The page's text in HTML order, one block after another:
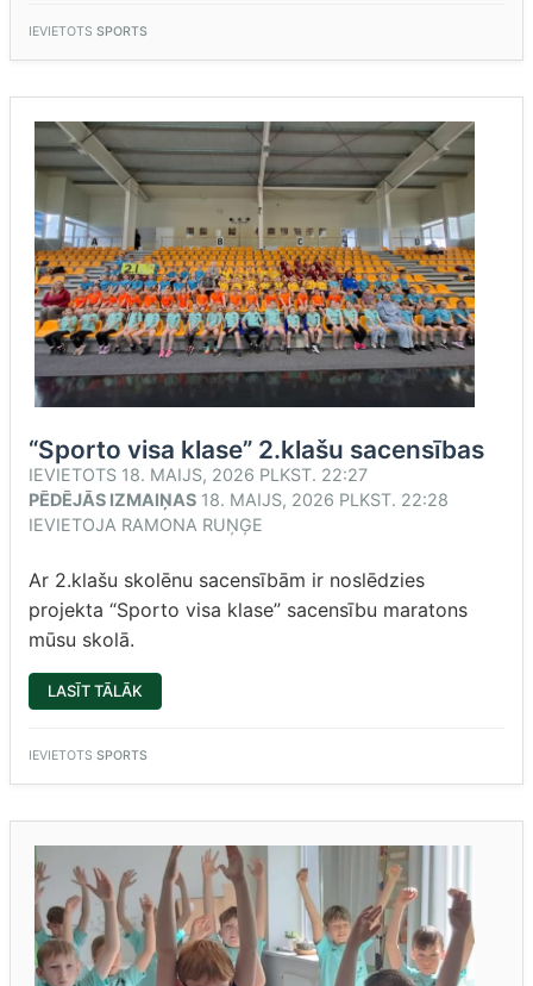
IEVIETOTS SPORTS
“Sporto visa klase” 2.klašu sacensības
IEVIETOTS 18. MAIJS, 2026 PLKST. 22:27
PĒDĒJĀS IZMAIŅAS 18. MAIJS, 2026 PLKST. 22:28
IEVIETOJA RAMONA RUŅĢE
Ar 2.klašu skolēnu sacensībām ir noslēdzies
projekta “Sporto visa klase” sacensību maratons
mūsu skolā.
LASĪT TĀLĀK
VISA
SACENSĪBAS”
IEVIETOTS SPORTS